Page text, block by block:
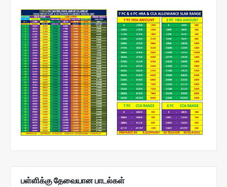
பள்ளிக்கு தேவையான பாடல்கள்